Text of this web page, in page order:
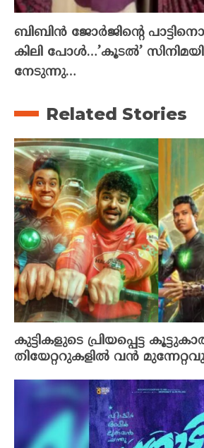
ബിബിൻ ജോർജിന്റെ
കിലി പോൾ…’കൂടൽ’
നേടുന്നു…
Related Stories
കുട്ടികളുടെ പ്രിയപ്പെട്ട
തിയേറ്ററുകളിൽ വൻ